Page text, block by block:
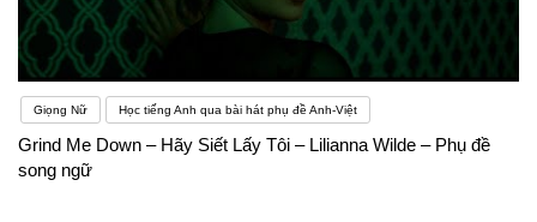
Giọng Nữ Học tiếng Anh qua bài hát phụ đề Anh-Việt
Grind Me Down – Hãy Siết Lấy Tôi – Lilianna Wilde – Phụ đề
song ngữ